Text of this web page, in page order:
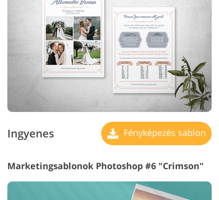
Ingyenes Fényképezés sablon
Marketingsablonok Photoshop #6 "Crimson"